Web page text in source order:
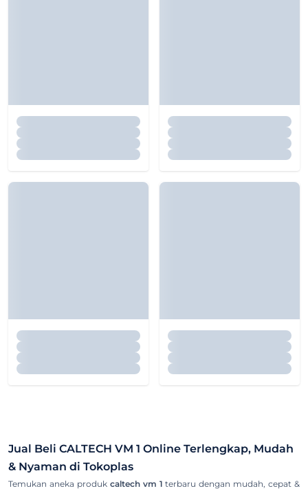
Jual Beli CALTECH VM 1 Online Terlengkap, Mudah
& Nyaman di Tokoplas
Temukan aneka produk caltech vm 1 terbaru dengan mudah, cepat &